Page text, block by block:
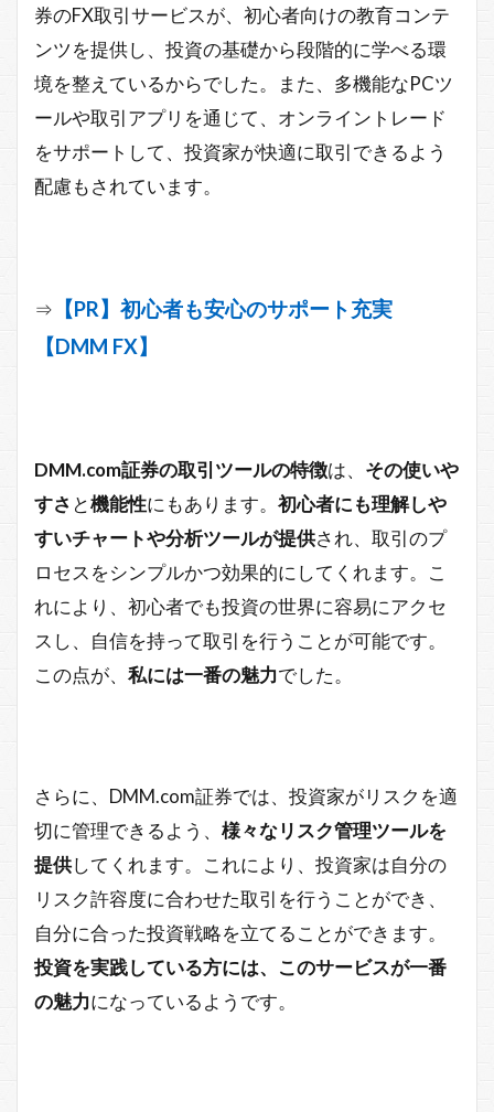
券のFX取引サービスが、初心者向けの教育コンテ
ンツを提供し、投資の基礎から段階的に学べる環
境を整えているからでした。また、多機能なPCツ
ールや取引アプリを通じて、オンライントレード
をサポートして、投資家が快適に取引できるよう
配慮もされています。
⇒ 【PR】初心者も安心のサポート充実
【DMM FX】
DMM.com証券の取引ツールの特徴は、 その使いや
すさ と機能性にもあります。 初心者にも理解しや
すいチャートや分析ツールが提供され、取引のプ
ロセスをシンプルかつ効果的にしてくれます。こ
れにより、初心者でも投資の世界に容易にアクセ
スし、自信を持って取引を行うことが可能です。
この点が、 私には一番の魅力でした。
さらに、DMM.com証券では、投資家がリスクを適
切に管理できるよう、 様々なリスク管理ツールを
提供してくれます。これにより、投資家は自分の
リスク許容度に合わせた取引を行うことができ、
自分に合った投資戦略を立てることができます。
投資を実践している方には、このサービスが一番
の魅力になっているようです。